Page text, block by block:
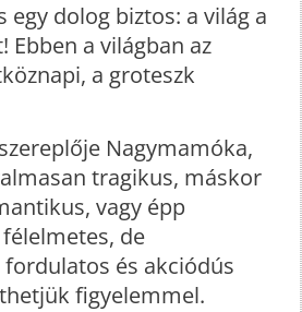
egy dolog biztos: a világ a
Ebben a világban az
a groteszk
Nagymamóka,
tragikus, máskor
vagy épp
de
és akciódús
figyelemmel.